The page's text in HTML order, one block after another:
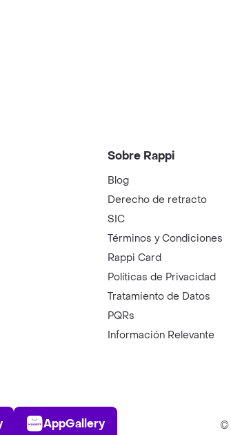
Sobre Rappi
Blog
Derecho de retracto
SIC
Términos y Condiciones
Rappi Card
Políticas de Privacidad
Tratamiento de Datos
PQRs
Información Relevante
AppGallery
AppGallery ©